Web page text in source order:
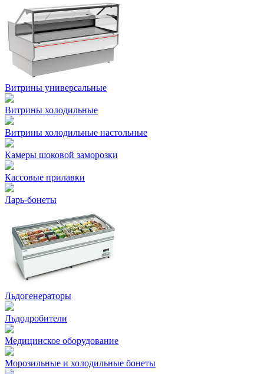
Витрины универсальные
Витрины холодильные
Витрины холодильные настольные
Камеры шоковой заморозки
Кассовые прилавки
Ларь-бонеты
Льдогенераторы
Льдодробители
Медицинское оборудование
Морозильные и холодильные бонеты